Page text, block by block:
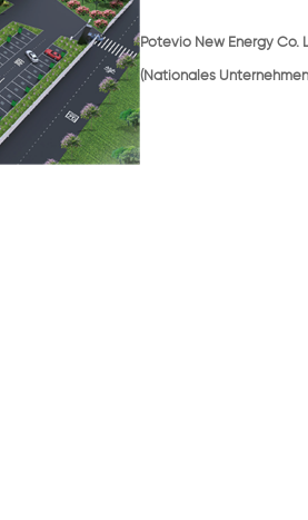
Potevio New Energy Co.
(Nationales